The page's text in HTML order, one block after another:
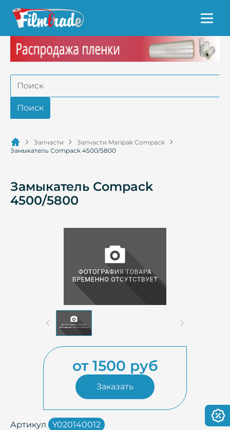
Запчасти
Запчасти Maripak Compack
Замыкатель Compack 4500/5800
Замыкатель Compack
4500/5800
от 1500 руб
Заказать
Артикул Y020140012